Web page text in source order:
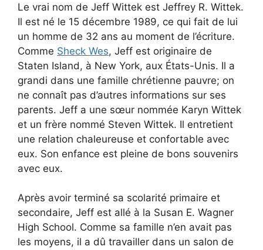
Le vrai nom de Jeff Wittek est Jeffrey R. Wittek.
Il est né le 15 décembre 1989, ce qui fait de lui
un homme de 32 ans au moment de l’écriture.
Comme Sheck Wes, Jeff est originaire de
Staten Island, à New York, aux États-Unis. Il a
grandi dans une famille chrétienne pauvre; on
ne connaît pas d’autres informations sur ses
parents. Jeff a une sœur nommée Karyn Wittek
et un frère nommé Steven Wittek. Il entretient
une relation chaleureuse et confortable avec
eux. Son enfance est pleine de bons souvenirs
avec eux.
Après avoir terminé sa scolarité primaire et
secondaire, Jeff est allé à la Susan E. Wagner
High School. Comme sa famille n’en avait pas
les moyens, il a dû travailler dans un salon de